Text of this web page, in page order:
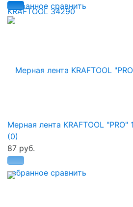
избранное сравнить
избранное сравнить
Мерная лента KRAFTOOL "PRO"
(0)
87 руб.